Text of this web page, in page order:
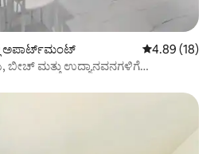
ಅಪಾರ್ಟ್‌ಮಂಟ್ 5 ರಲ್ಲಿ 4.89
4.89 (18)
ಬೀಚ್ ಮತ್ತು ಉದ್ಯಾನವನಗಳಿಗೆ